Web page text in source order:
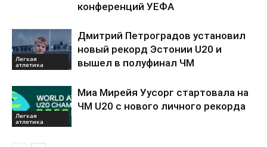
конференций УЕФА
Легкая
атлетика
Дмитрий Петроградов установил
новый рекорд Эстонии U20 и
вышел в полуфинал ЧМ
Легкая
атлетика
Миа Мирейя Уусорг стартовала на
ЧМ U20 c нового личного рекорда